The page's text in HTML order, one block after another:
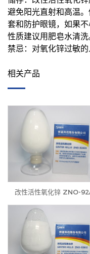
避免阳光直射和高温
套和防护眼镜，如果
性质建议用肥皂水清洗
禁忌：对氧化锌过敏的
相关产品
改性活性氧化锌 ZNO-